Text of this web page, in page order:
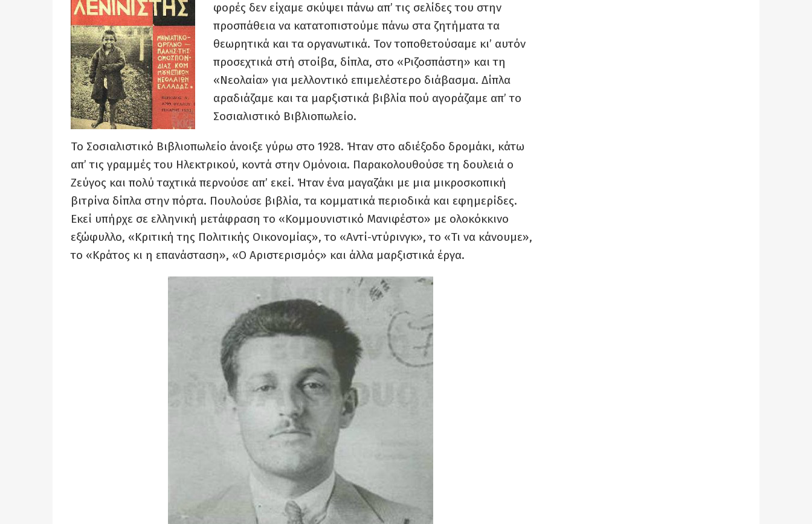
φορές δεν είχαμε σκύψει πάνω απ’ τις σελίδες του στην
προσπάθεια να κατατοπιστούμε πάνω στα ζητήματα τα
θεωρητικά και τα οργανωτικά. Τον τοποθετούσαμε κι’ αυτόν
προσεχτικά στή στοίβα, δίπλα, στο «Ριζοσπάστη» και τη
«Νεολαία» για μελλοντικό επιμελέστερο διάβασμα. Δίπλα
αραδιάζαμε και τα μαρξιστικά βιβλία πού αγοράζαμε απ’ το
Σοσιαλιστικό Βιβλιοπωλείο.
Το Σοσιαλιστικό Βιβλιοπωλείο άνοιξε γύρω στο 1928. Ήταν στο αδιέξοδο δρομάκι, κάτω
απ’ τις γραμμές του Ηλεκτρικού, κοντά στην Ομόνοια. Παρακολουθούσε τη δουλειά ο
Ζεύγος και πολύ ταχτικά περνούσε απ’ εκεί. Ήταν ένα μαγαζάκι με μια μικροσκοπική
βιτρίνα δίπλα στην πόρτα. Πουλούσε βιβλία, τα κομματικά περιοδικά και εφημερίδες.
Εκεί υπήρχε σε ελληνική μετάφραση το «Κομμουνιστικό Μανιφέστο» με ολοκόκκινο
εξώφυλλο, «Κριτική της Πολιτικής Οικονομίας», το «Αντί-ντύρινγκ», το «Τι να κάνουμε»,
το «Κράτος κι η επανάσταση», «Ο Αριστερισμός» και άλλα μαρξιστικά έργα.